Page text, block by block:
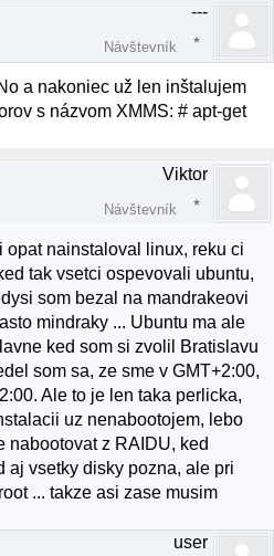
---
Návštevník
a nakoniec už len inštalujem
s názvom XMMS: # apt-get
Viktor
Návštevník
opat nainstaloval linux, reku ci
tak vsetci ospevovali ubuntu,
som bezal na mandrakeovi
mindraky ... Ubuntu ma ale
ked som si zvolil Bratislavu
som sa, ze sme v GMT+2:00,
Ale to je len taka perlicka,
uz nenabootojem, lebo
nabootovat z RAIDU, ked
aj vsetky disky pozna, ale pri
... takze asi zase musim
user